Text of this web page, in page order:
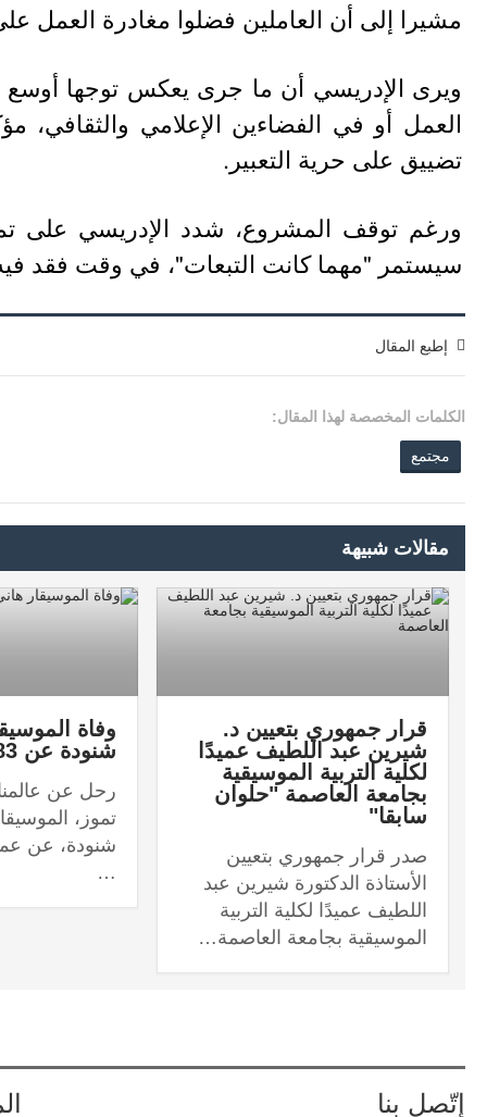
مشيرا إلى أن العاملين فضلوا مغادرة العمل
ويرى الإدريسي أن ما جرى يعكس توجها أوسع
العمل أو في الفضاءين الإعلامي والثقافي،
تضييق على حرية التعبير.
ورغم توقف المشروع، شدد الإدريسي على
سيستمر "مهما كانت التبعات"، في وقت فقد فيه 12 عاملا مصدر رزقهم نتيجة هذا
إطبع المقال
الكلمات المخصصة لهذا المقال:
مجتمع
مقالات شبيهة
قرار جمهوري بتعيين د.
شيرين عبد اللطيف عميدًا
لكلية التربية الموسيقية
بجامعة العاصمة "حلوان
سابقا"
صدر قرار جمهوري بتعيين
الأستاذة الدكتورة شيرين عبد
اللطيف عميدًا لكلية التربية
الموسيقية بجامعة العاصمة…
وفاة
شنودة عن 83 عامًا
تموز،
…
إتّصل بنا